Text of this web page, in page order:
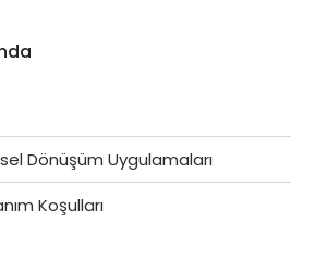
Dönüşüm Uygulamaları
Koşulları